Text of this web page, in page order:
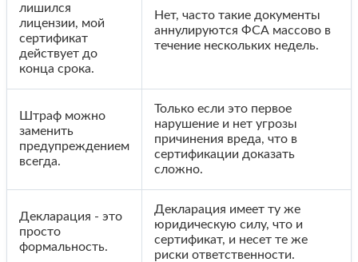
лишился
лицензии, мой
сертификат
действует до
конца срока.
Нет, часто такие документы
аннулируются ФСА массово в
течение нескольких недель.
Штраф можно
заменить
предупреждением
всегда.
Только если это первое
нарушение и нет угрозы
причинения вреда, что в
сертификации доказать
сложно.
Декларация - это
просто
формальность.
Декларация имеет ту же
юридическую силу, что и
сертификат, и несет те же
риски ответственности.